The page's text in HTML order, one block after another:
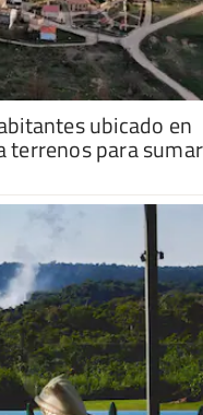
ubicado en
terrenos para sumar